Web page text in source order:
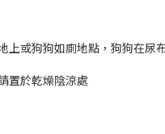
上或狗狗如廁地點，狗狗在尿
置於乾燥陰涼處